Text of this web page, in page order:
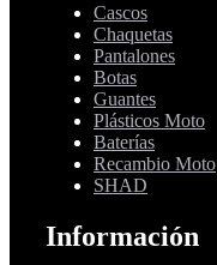
Cascos
Chaquetas
Pantalones
Botas
Guantes
Plásticos Moto
Baterías
Recambio Moto
SHAD
Información